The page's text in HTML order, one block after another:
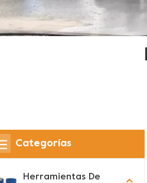
Categorías
Herramientas De